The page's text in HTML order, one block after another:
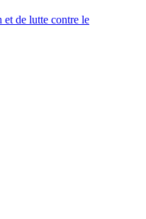
de lutte contre le